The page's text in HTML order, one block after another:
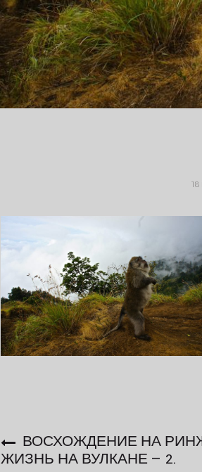
ВОСХОЖДЕНИЕ НА
ЖИЗНЬ НА ВУЛКАНЕ — 2.